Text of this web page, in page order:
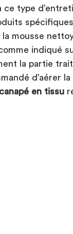
ce type
la mousse
indiqué
la partie
d’aérer
canapé en tissu